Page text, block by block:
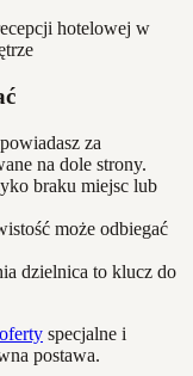
za
na dole strony.
braku miejsc lub
może odbiegać
dzielnica to klucz do
oferty specjalne i
postawa.